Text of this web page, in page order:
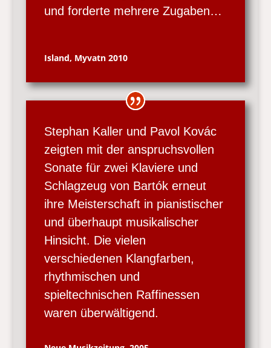
und forderte mehrere Zugaben…
Island, Myvatn 2010
Stephan Kaller und Pavol Kovác
zeigten mit der anspruchsvollen
Sonate für zwei Klaviere und
Schlagzeug von Bartók erneut
ihre Meisterschaft in pianistischer
und überhaupt musikalischer
Hinsicht. Die vielen
verschiedenen Klangfarben,
rhythmischen und
spieltechnischen Raffinessen
waren überwältigend.